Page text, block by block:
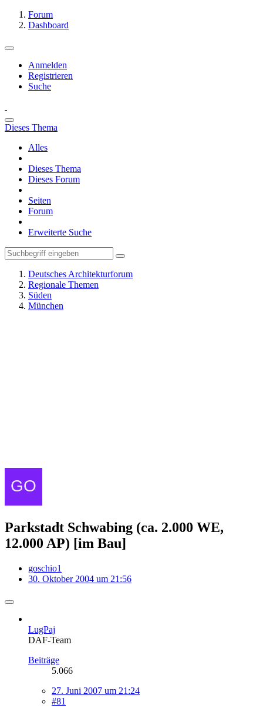
Forum
Dashboard
Anmelden
Registrieren
Suche
Dieses Thema
Alles
Dieses Thema
Dieses Forum
Seiten
Forum
Erweiterte Suche
Deutsches Architekturforum
Regionale Themen
Süden
München
Parkstadt Schwabing (ca. 2.000 WE,
12.000 AP) [im Bau]
goschio1
30. Oktober 2004 um 21:56
LugPaj
DAF-Team
Beiträge
5.066
27. Juni 2007 um 21:24
#81